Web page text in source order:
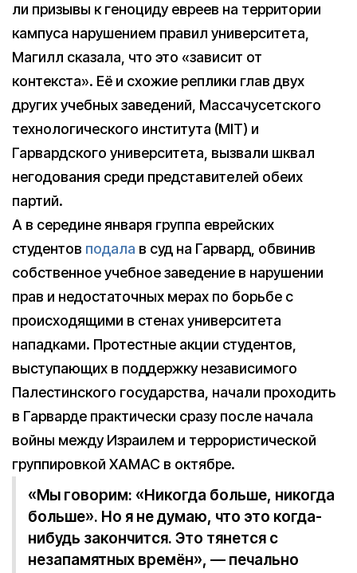
ли призывы к геноциду евреев на территории
кампуса нарушением правил университета,
Магилл сказала, что это «зависит от
контекста». Её и схожие реплики глав двух
других учебных заведений, Массачусетского
технологического института (MIT) и
Гарвардского университета, вызвали шквал
негодования среди представителей обеих
партий.
А в середине января группа еврейских
студентов подала в суд на Гарвард, обвинив
собственное учебное заведение в нарушении
прав и недостаточных мерах по борьбе с
происходящими в стенах университета
нападками. Протестные акции студентов,
выступающих в поддержку независимого
Палестинского государства, начали проходить
в Гарварде практически сразу после начала
войны между Израилем и террористической
группировкой ХАМАС в октябре.
«Мы говорим: «Никогда больше, никогда
больше». Но я не думаю, что это когда-
нибудь закончится. Это тянется с
незапамятных времён», — печально